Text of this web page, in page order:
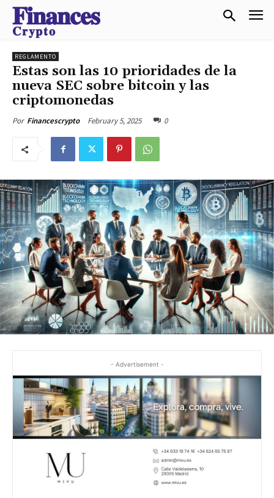
𝐅𝐢𝐧𝐚𝐧𝐜𝐞𝐬
𝐂𝐫𝐲𝐩𝐭𝐨
REGLAMENTO
Estas son las 10 prioridades de la
nueva SEC sobre bitcoin y las
criptomonedas
Por Financescrypto February 5, 2025 0
- Advertisement -